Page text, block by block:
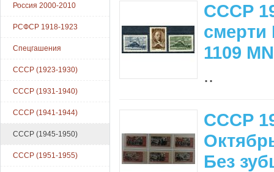
Россия 2000-2010
РСФСР 1918-1923
Спецгашения
СССР (1923-1930)
СССР (1931-1940)
СССР (1941-1944)
СССР (1945-1950)
СССР (1951-1955)
СССР
смерти
1109
..
СССР
Без